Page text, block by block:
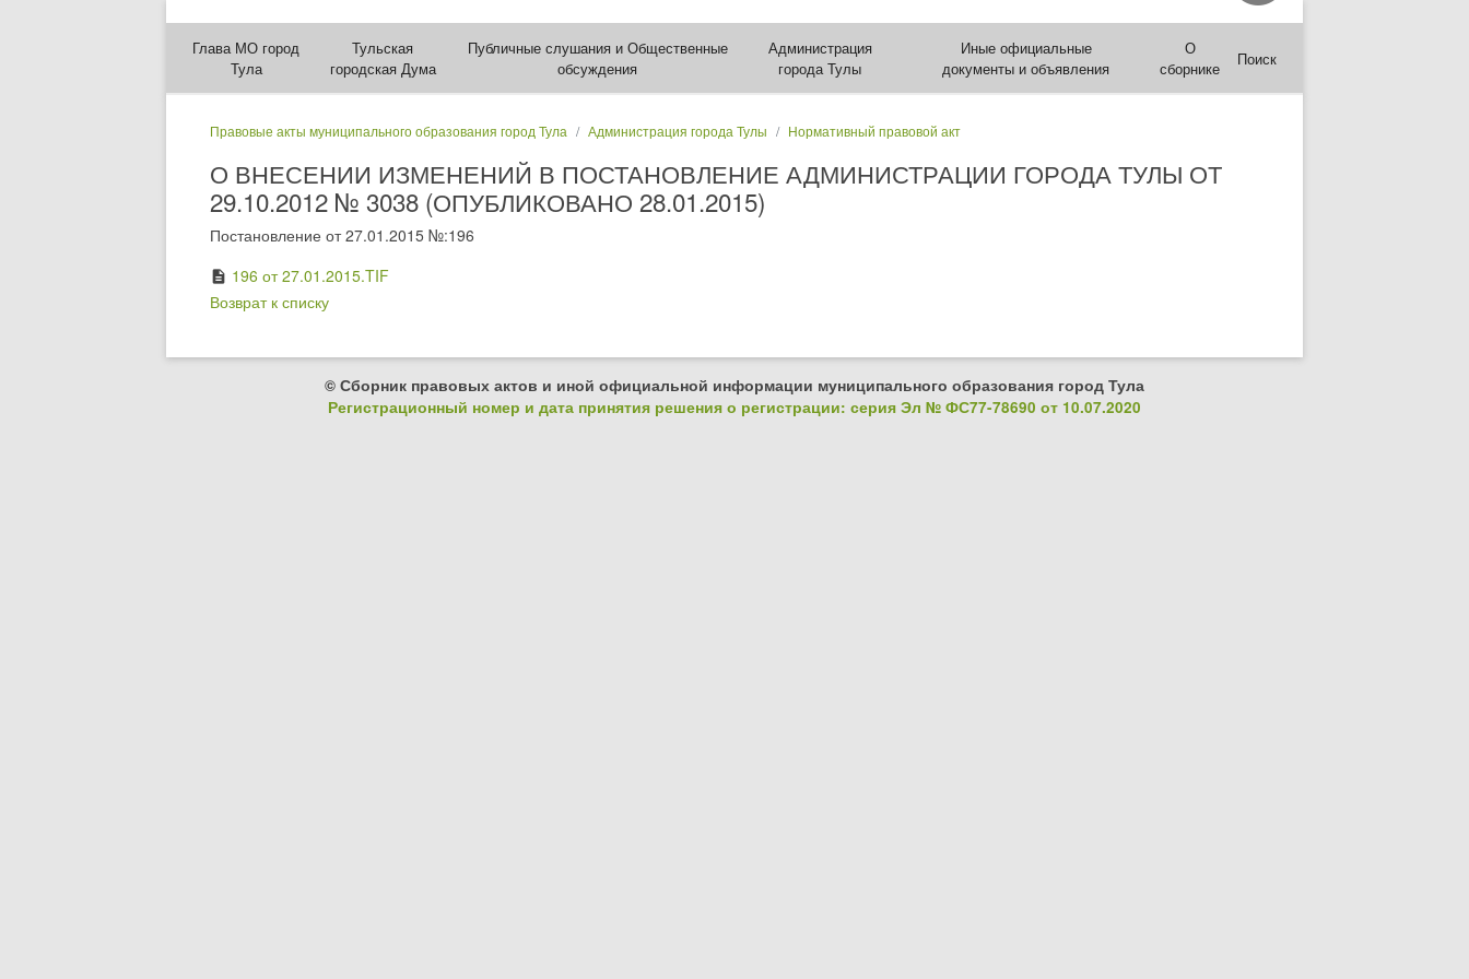
Глава МО город
Тула
Тульская
городская Дума
Публичные слушания и Общественные
обсуждения
Администрация
города Тулы
Иные официальные
документы и объявления
О
сборнике
Поиск
Правовые акты муниципального образования город Тула Администрация города Тулы Нормативный правовой акт
О ВНЕСЕНИИ ИЗМЕНЕНИЙ В ПОСТАНОВЛЕНИЕ АДМИНИСТРАЦИИ ГОРОДА ТУЛЫ ОТ
29.10.2012 № 3038 (ОПУБЛИКОВАНО 28.01.2015)
Постановление от 27.01.2015 №:196
description 196 от 27.01.2015.TIF
Возврат к списку
© Сборник правовых актов и иной официальной информации муниципального образования город Тула
Регистрационный номер и дата принятия решения о регистрации: серия Эл № ФС77-78690 от 10.07.2020